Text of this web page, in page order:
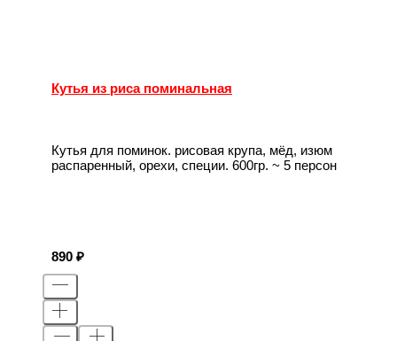
Кутья из риса поминальная
Кутья для поминок. рисовая крупа, мёд, изюм
распаренный, орехи, специи. 600гр. ~ 5 персон
890